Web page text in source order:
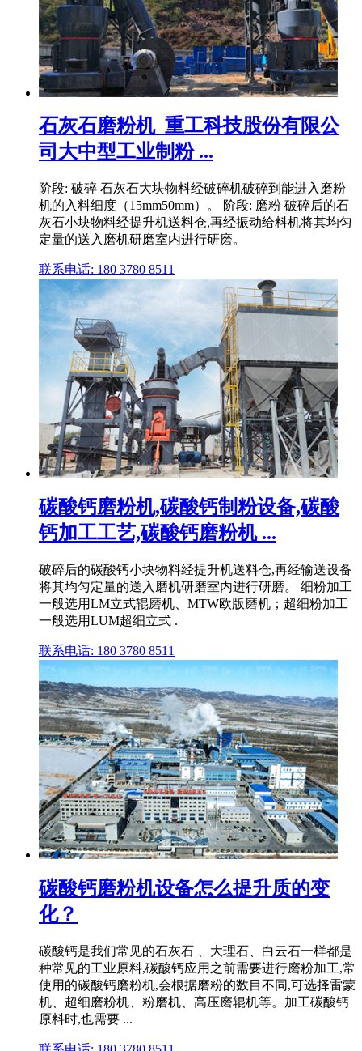
石灰石磨粉机_重工科技股份有限公
司大中型工业制粉 ...
阶段: 破碎 石灰石大块物料经破碎机破碎到能进入磨粉
机的入料细度（15mm50mm）。 阶段: 磨粉 破碎后的石
灰石小块物料经提升机送料仓,再经振动给料机将其均匀
定量的送入磨机研磨室内进行研磨。
联系电话: 180 3780 8511
碳酸钙磨粉机,碳酸钙制粉设备,碳酸
钙加工工艺,碳酸钙磨粉机 ...
破碎后的碳酸钙小块物料经提升机送料仓,再经输送设备
将其均匀定量的送入磨机研磨室内进行研磨。 细粉加工
一般选用LM立式辊磨机、MTW欧版磨机；超细粉加工
一般选用LUM超细立式 .
联系电话: 180 3780 8511
碳酸钙磨粉机设备怎么提升质的变
化？
碳酸钙是我们常见的石灰石 、大理石、白云石一样都是
种常见的工业原料,碳酸钙应用之前需要进行磨粉加工,常
使用的碳酸钙磨粉机,会根据磨粉的数目不同,可选择雷蒙
机、超细磨粉机、粉磨机、高压磨辊机等。加工碳酸钙
原料时,也需要 ...